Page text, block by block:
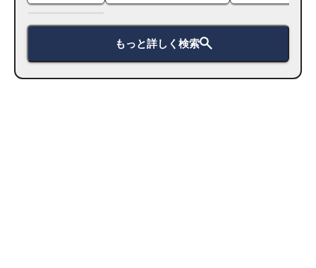
もっと詳しく検索